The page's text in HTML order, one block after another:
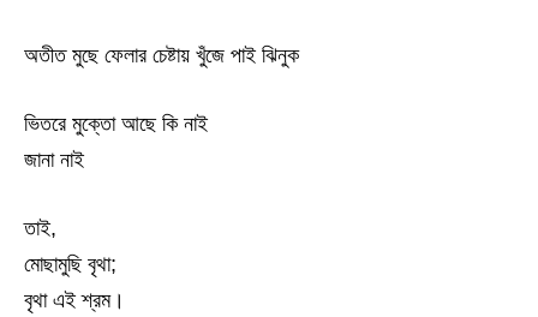
অতীত মুছে ফেলার চেষ্টায় খুঁজে পাই ঝিনুক
ভিতরে মুক্তো আছে কি নাই
জানা নাই
তাই,
মোছামুছি বৃথা;
বৃথা এই শ্রম।